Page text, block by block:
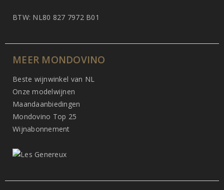
BTW: NL80 827 7972 B01
MEER MONDOVINO
Beste wijnwinkel van NL
Onze modelwijnen
Maandaanbiedingen
Mondovino Top 25
Wijnabonnement